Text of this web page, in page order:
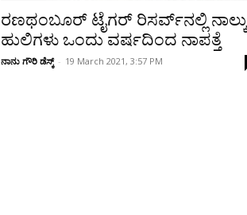
ರಣಥಂಬೂರ್‌‌ ಟೈಗರ್‌ ರಿಸರ್ವ್‌ನಲ್ಲಿ ನಾಲ್ಕು
ಹುಲಿಗಳು ಒಂದು ವರ್ಷದಿಂದ ನಾಪತ್ತೆ
ನಾನು ಗೌರಿ ಡೆಸ್ಕ್ - 19 March 2021, 3:57 PM